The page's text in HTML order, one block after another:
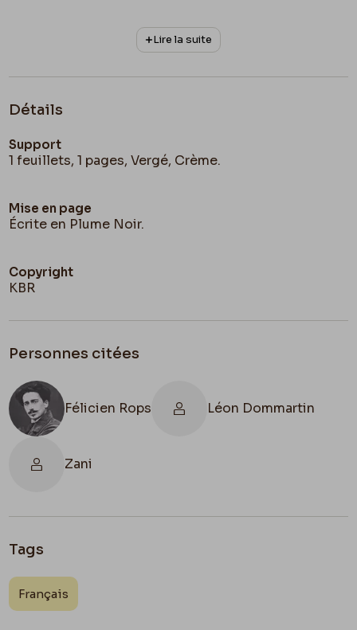
Lire la suite
Détails
Support
1 feuillets, 1 pages, Vergé, Crème.
Mise en page
Écrite en Plume Noir.
Copyright
KBR
Personnes citées
Félicien Rops Léon Dommartin
Zani
Tags
Français